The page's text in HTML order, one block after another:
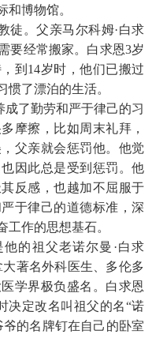
和博物馆。
徒。父亲马尔科姆·白求
要经常搬家。白求恩3岁
到14岁时，他们已搬过
惯了漂泊的生活。
了勤劳和严于律己的习
摩擦，比如周末礼拜，
父亲就会惩罚他。他觉
因此总是受到惩罚。他
反感，也越加不屈服于
于律己的道德标准，深
工作的思想基石。
的祖父老诺尔曼·白求
著名外科医生、多伦多
学界极负盛名。白求恩
决定改名叫祖父的名“诺
的名牌钉在自己的卧室